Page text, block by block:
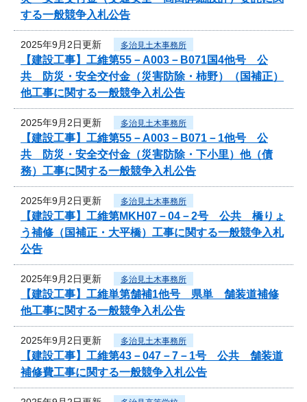
する一般競争入札公告
2025年9月2日更新 多治見土木事務所
【建設工事】工維第55－A003－B071国4他号 公
共 防災・安全交付金（災害防除・柿野）（国補正）
他工事に関する一般競争入札公告
2025年9月2日更新 多治見土木事務所
【建設工事】工維第55－A003－B071－1他号 公
共 防災・安全交付金（災害防除・下小里）他（債
務）工事に関する一般競争入札公告
2025年9月2日更新 多治見土木事務所
【建設工事】工維第MKH07－04－2号 公共 橋りょ
う補修（国補正・大平橋）工事に関する一般競争入札
公告
2025年9月2日更新 多治見土木事務所
【建設工事】工維単第舗補1他号 県単 舗装道補修
他工事に関する一般競争入札公告
2025年9月2日更新 多治見土木事務所
【建設工事】工維第43－047－7－1号 公共 舗装道
補修費工事に関する一般競争入札公告